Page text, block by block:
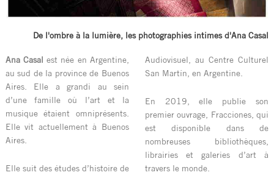
De l'ombre à la lumière, les photographies intimes d'Ana Casal
Ana Casal est née en Argentine,
au sud de la province de Buenos
Aires. Elle a grandi au sein
d’une famille où l’art et la
musique étaient omniprésents.
Elle vit actuellement à Buenos
Aires.
Elle suit des études d’histoire de
Audiovisuel, au Centre Culturel
San Martín, en Argentine.
En 2019, elle publie son
premier ouvrage, Fracciones, qui
est disponible dans de
nombreuses bibliothèques,
librairies et galeries d’art à
travers le monde.